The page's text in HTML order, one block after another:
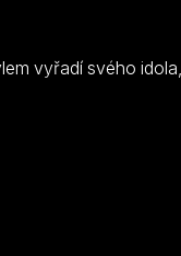
vyřadí svého